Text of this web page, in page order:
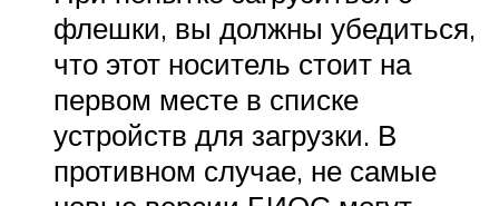
флешки, вы должны убедиться,
что этот носитель стоит на
первом месте в списке
устройств для загрузки. В
противном случае, не самые